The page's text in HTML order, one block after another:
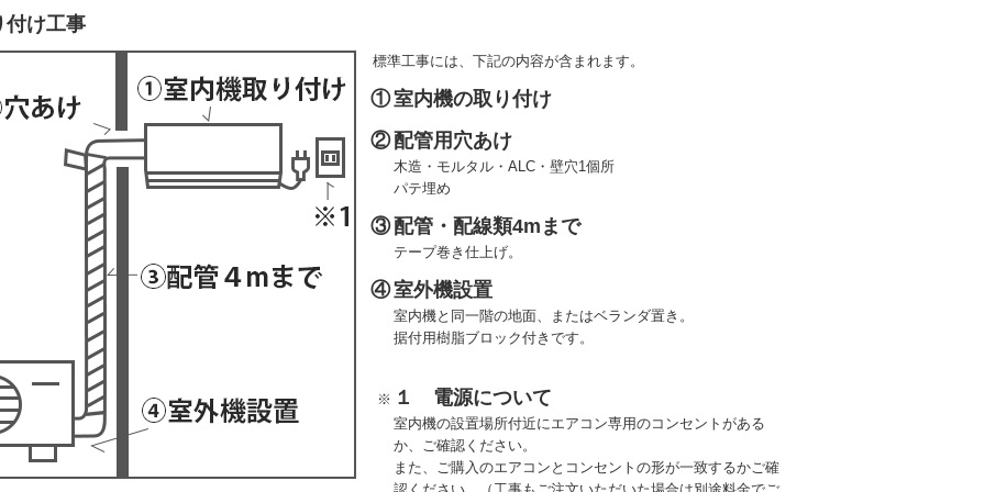
付け工事
標準工事には、下記の内容が含まれます。
①室内機の取り付け
② 配管用穴あけ
木造・モルタル・ALC・壁穴1個所
パテ埋め
③ 配管・配線類4mまで
テープ巻き仕上げ。
④室外機設置
室内機と同一階の地面、またはベランダ置き。
据付用樹脂ブロック付きです。
※ １ 電源について
室内機の設置場所付近にエアコン専用のコンセントがある
か、ご確認ください。
また、ご購入のエアコンとコンセントの形が一致するかご確